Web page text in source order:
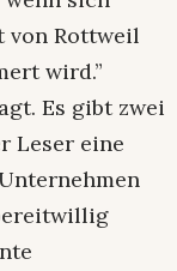
von Rottweil
wird.”
Es gibt zwei
Leser eine